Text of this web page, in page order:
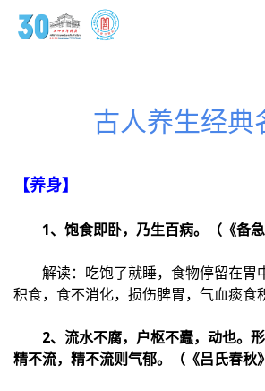
古人养生经典
【养身】
1、饱食即卧，乃生百病。（《备急
解读：吃饱了就睡，食物停留在胃
积食，食不消化，损伤脾胃，气血痰食
2、流水不腐，户枢不蠹，动也。
精不流，精不流则气郁。（《吕氏春秋